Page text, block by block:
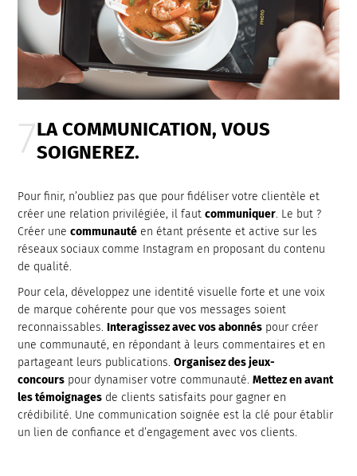
LA COMMUNICATION, VOUS
SOIGNEREZ.
Pour finir, n’oubliez pas que pour fidéliser votre clientèle et
créer une relation privilégiée, il fautcommuniquer. Le but ?
Créer unecommunauté en étant présente et active sur les
réseaux sociaux comme Instagram en proposant du contenu
de qualité.
Pour cela, développez une identité visuelle forte et une voix
de marque cohérente pour que vos messages soient
reconnaissables.Interagissez avec vos abonnés pour créer
une communauté, en répondant à leurs commentaires et en
partageant leurs publications.Organisez des jeux-
concours pour dynamiser votre communauté.Mettez en avant
les témoignages de clients satisfaits pour gagner en
crédibilité. Une communication soignée est la clé pour établir
un lien de confiance et d’engagement avec vos clients.